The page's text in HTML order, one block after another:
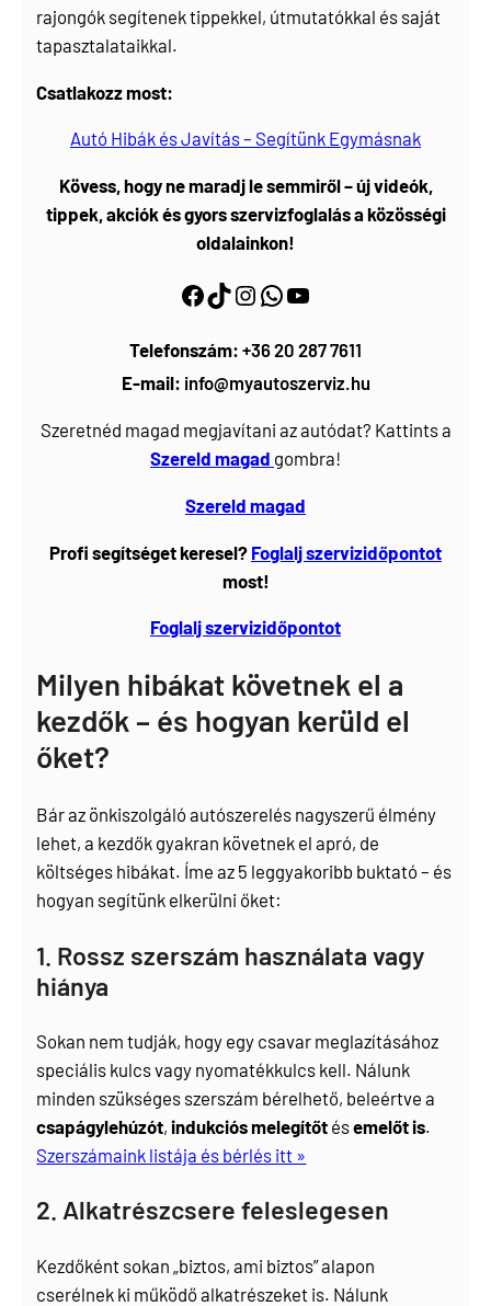
rajongók segítenek tippekkel, útmutatókkal és saját
tapasztalataikkal.
Csatlakozz most:
Autó Hibák és Javítás – Segítünk Egymásnak
Kövess, hogy ne maradj le semmiről – új videók,
tippek, akciók és gyors szervizfoglalás a közösségi
oldalainkon!
Facebook https://www.tiktok.com/@myautoszerviz.hu https://www.instagram.com/myautoszerviz.hu/ wa.me/36202877611 YouTube
Telefonszám: +36 20 287 7611
E-mail: info@myautoszerviz.hu
Szeretnéd magad megjavítani az autódat? Kattints a
Szereld magad gombra!
Szereld magad
Profi segítséget keresel? Foglaljszervizidőpontot
most!
Foglalj szervizidőpontot
Milyen hibákat követnek el a
kezdők – és hogyan kerüld el
őket?
Bár az önkiszolgáló autószerelés nagyszerű élmény
lehet, a kezdők gyakran követnek el apró, de
költséges hibákat. Íme az 5 leggyakoribb buktató – és
hogyan segítünk elkerülni őket:
1. Rossz szerszám használata vagy
hiánya
Sokan nem tudják, hogy egy csavar meglazításához
speciális kulcs vagy nyomatékkulcs kell. Nálunk
minden szükséges szerszám bérelhető, beleértve a
csapágylehúzót, indukciós melegítőt ésemelőt is.
Szerszámaink listája és bérlés itt »
2. Alkatrészcsere feleslegesen
Kezdőként sokan „biztos, ami biztos” alapon
cserélnek ki működő alkatrészeket is. Nálunk